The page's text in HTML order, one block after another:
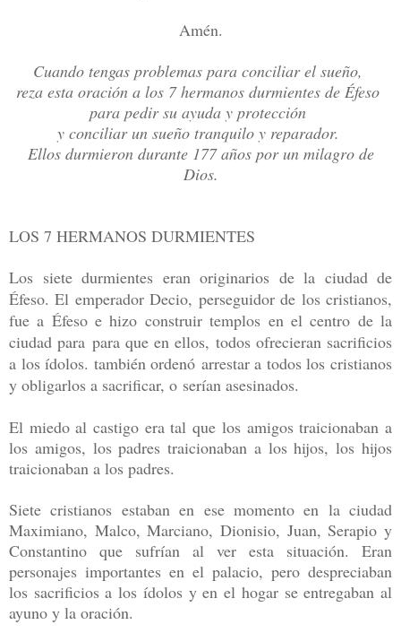
Amén.
Cuando tengas problemas para conciliar el sueño,
reza esta oración a los 7 hermanos durmientes de Éfeso
para pedir su ayuda y protección
y conciliar un sueño tranquilo y reparador.
Ellos durmieron durante 177 años por un milagro de
Dios.
LOS 7 HERMANOS DURMIENTES
Los siete durmientes eran originarios de la ciudad de
Éfeso. El emperador Decio, perseguidor de los cristianos,
fue a Éfeso e hizo construir templos en el centro de la
ciudad para para que en ellos, todos ofrecieran sacrificios
a los ídolos. también ordenó arrestar a todos los cristianos
y obligarlos a sacrificar, o serían asesinados.
El miedo al castigo era tal que los amigos traicionaban a
los amigos, los padres traicionaban a los hijos, los hijos
traicionaban a los padres.
Siete cristianos estaban en ese momento en la ciudad
Maximiano, Malco, Marciano, Dionisio, Juan, Serapio y
Constantino que sufrían al ver esta situación. Eran
personajes importantes en el palacio, pero despreciaban
los sacrificios a los ídolos y en el hogar se entregaban al
ayuno y la oración.